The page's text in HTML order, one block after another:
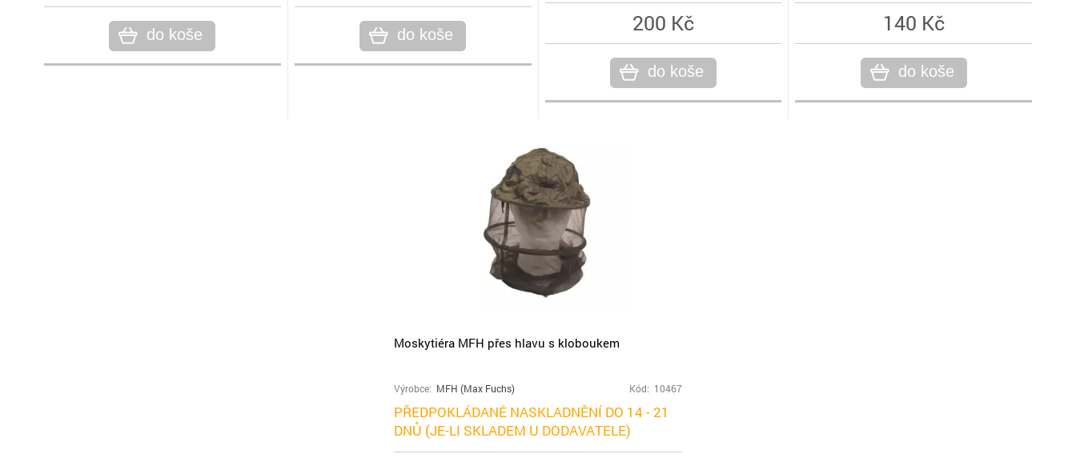
do koše do koše 200 Kč
do koše
140 Kč
do koše
Moskytiéra MFH přes hlavu s kloboukem
Výrobce: MFH (Max Fuchs) Kód: 10467
PŘEDPOKLÁDANÉ NASKLADNĚNÍ DO 14 - 21
DNŮ (JE-LI SKLADEM U DODAVATELE)